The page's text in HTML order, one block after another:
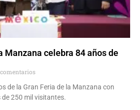
Manzana celebra 84 años de
de la Gran Feria de la Manzana con
250 mil visitantes.